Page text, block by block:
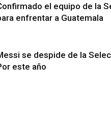
el equipo de la
enfrentar a Guatemala
se despide de la
este año